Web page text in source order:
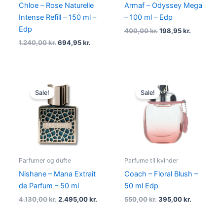
Chloe – Rose Naturelle
Intense Refill – 150 ml –
Edp
1.240,00kr. 694,95kr.
Armaf – Odyssey Mega
– 100 ml – Edp
400,00kr. 198,95kr.
Sale!
Parfumer og dufte
Nishane – Mana Extrait
de Parfum – 50 ml
4.130,00kr.
price
4.130,00 kr..
2.495,00kr.
Sale!
Parfume til kvinder
Coach – Floral Blush –
50 ml Edp
550,00kr.
price
was:
550,00 kr..
395,00kr.